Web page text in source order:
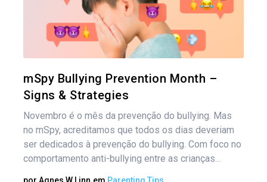
mSpy Bullying Prevention Month –
Signs & Strategies
Novembro é o mês da prevenção do bullying. Mas
no mSpy, acreditamos que todos os dias deveriam
ser dedicados à prevenção do bullying. Com foco no
comportamento anti-bullying entre as crianças...